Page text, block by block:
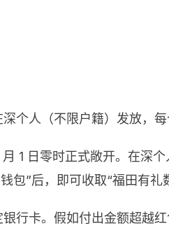
个人（不限户籍）发放，
1 日零时正式敞开。在深
”后，即可收取“福田有礼
行卡。假如付出金额超越